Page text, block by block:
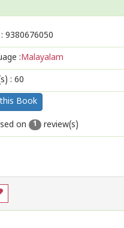
9380676050
:Malayalam
: 60
on 1 review(s)
Book